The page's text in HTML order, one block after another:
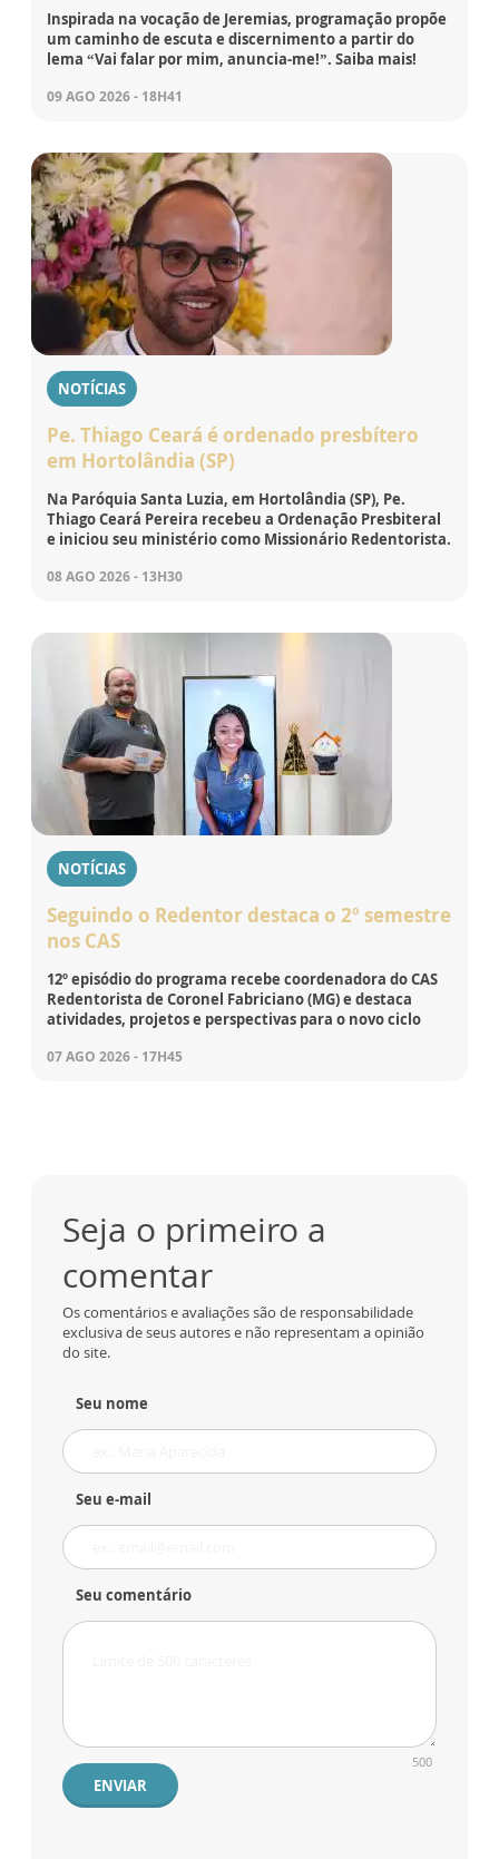
Inspirada na vocação de Jeremias, programação propõe
um caminho de escuta e discernimento a partir do
lema “Vai falar por mim, anuncia-me!”. Saiba mais!
09 AGO 2026 - 18H41
NOTÍCIAS
Pe. Thiago Ceará é ordenado presbítero
em Hortolândia (SP)
Na Paróquia Santa Luzia, em Hortolândia (SP), Pe.
Thiago Ceará Pereira recebeu a Ordenação Presbiteral
e iniciou seu ministério como Missionário Redentorista.
08 AGO 2026 - 13H30
NOTÍCIAS
Seguindo o Redentor destaca o 2º semestre
nos CAS
12º episódio do programa recebe coordenadora do CAS
Redentorista de Coronel Fabriciano (MG) e destaca
atividades, projetos e perspectivas para o novo ciclo
07 AGO 2026 - 17H45
Seja o primeiro a
comentar
Os comentários e avaliações são de responsabilidade
exclusiva de seus autores e não representam a opinião
do site.
Seu nome
Seu e-mail
Seu comentário
500
ENVIAR